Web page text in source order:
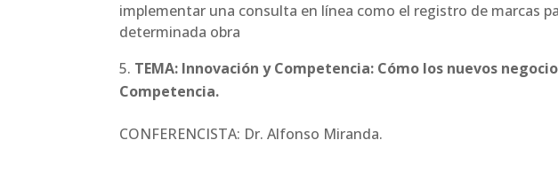
implementar una consulta en línea como el registro de marcas
determinada obra
TEMA: Innovación y Competencia: Cómo los nuevos
Competencia.
CONFERENCISTA: Dr. Alfonso Miranda.